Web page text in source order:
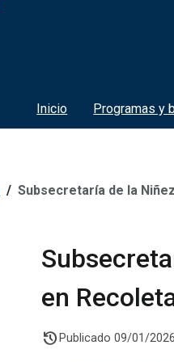
Inicio Programas y
Subsecretaría de la
en
history Publicado 09/01/2026